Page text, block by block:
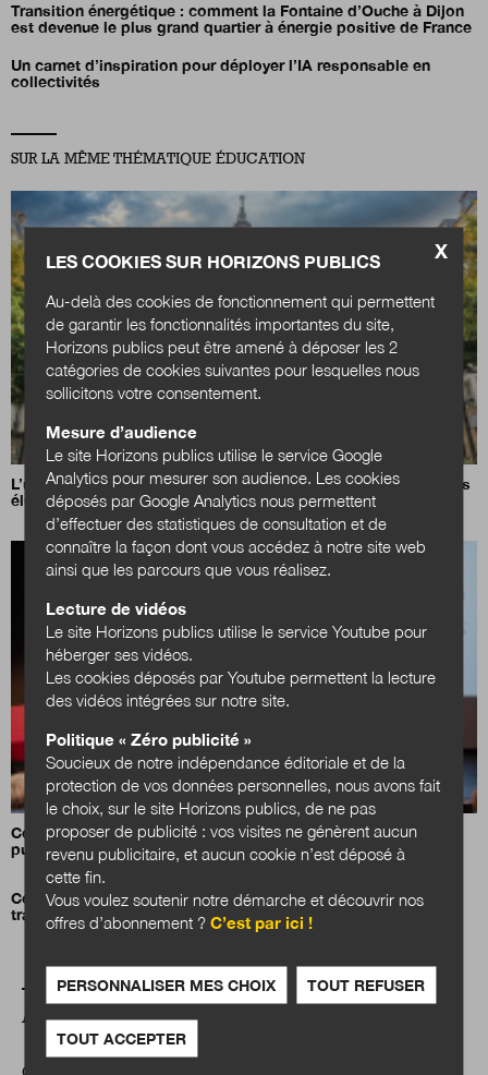
Transition énergétique : comment la Fontaine d’Ouche à Dijon
est devenue le plus grand quartier à énergie positive de France
Un carnet d’inspiration pour déployer l’IA responsable en
collectivités
SUR LA MÊME THÉMATIQUE ÉDUCATION
L’université Paris 1 Panthéon-Sorbonne lance son Campus des
élus
Comment les jeunes agents publics imaginent les services
publics en 2040
Comment bénéficier de l’implication de la jeunesse pour
transformer nos organisations ?
A LIRE AUSSI
X
LES COOKIES SUR HORIZONS PUBLICS
Au-delà des cookies de fonctionnement qui permettent
de garantir les fonctionnalités importantes du site,
Horizons publics peut être amené à déposer les 2
catégories de cookies suivantes pour lesquelles nous
sollicitons votre consentement.
Mesure d’audience
Le site Horizons publics utilise le service Google
Analytics pour mesurer son audience. Les cookies
déposés par Google Analytics nous permettent
d’effectuer des statistiques de consultation et de
connaître la façon dont vous accédez à notre site web
ainsi que les parcours que vous réalisez.
Lecture de vidéos
Le site Horizons publics utilise le service Youtube pour
héberger ses vidéos.
Les cookies déposés par Youtube permettent la lecture
des vidéos intégrées sur notre site.
Politique « Zéro publicité »
Soucieux de notre indépendance éditoriale et de la
protection de vos données personnelles, nous avons fait
le choix, sur le site Horizons publics, de ne pas
proposer de publicité : vos visites ne génèrent aucun
revenu publicitaire, et aucun cookie n’est déposé à
cette fin.
Vous voulez soutenir notre démarche et découvrir nos
offres d’abonnement ?C’est par ici !
PERSONNALISER MES CHOIX TOUT REFUSER
TOUT ACCEPTER